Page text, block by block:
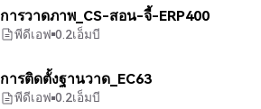
การวาดภาพ_CS-สอน-จี้-ERP400
พีดีเอฟ 0.2เอ็มบี
การติดตั้งฐานวาด_EC63
พีดีเอฟ 0.2เอ็มบี